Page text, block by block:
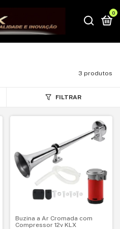
0
3 produtos
FILTRAR
Buzina a Ar Cromada com
Compressor 12v KLX